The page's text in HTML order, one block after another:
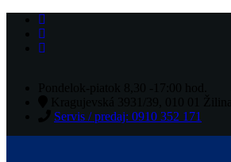
Servis / predaj: 0910 352 171